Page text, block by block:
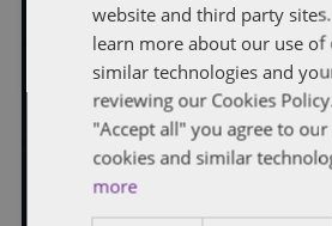
BIRLEŞME VE DEVRALMA VE ORTAK
Dijital İletişim ve
Devralmalarına artık
Bond’lar da bakacak!
Rekabet regulasyon
website and third party
learn more about our use of
similar technologies and
reviewing our Cookies
"Accept all" you agree to
cookies and similar
more